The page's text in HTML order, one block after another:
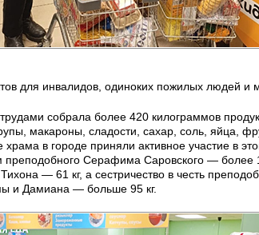
для инвалидов, одиноких пожилых людей и
собрала более 420 килограммов
макароны, сладости, сахар, соль, яйца,
в городе приняли активное участие в
Серафима Саровского — более
— 61 кг, а сестричество в честь
и Дамиана — больше 95 кг.